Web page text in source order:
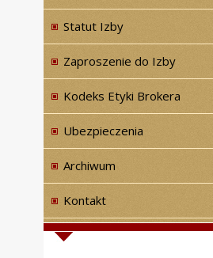
Statut Izby
Zaproszenie do Izby
Kodeks Etyki Brokera
Ubezpieczenia
Archiwum
Kontakt